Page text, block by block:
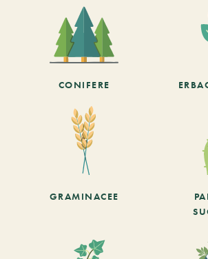
CONIFERE
GRAMINACEE